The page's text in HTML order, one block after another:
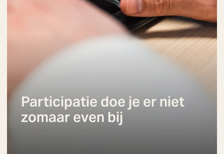
Participatie doe je er niet
zomaar even bij